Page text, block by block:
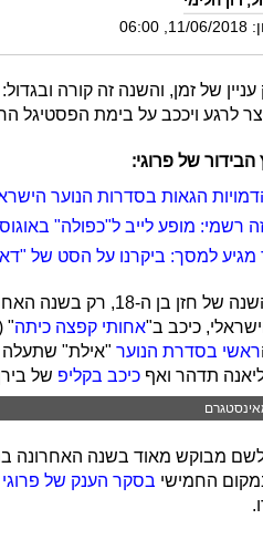
של זמן, והשנה זה קורה
לרגע ויככב על בימת הפסטיגל
הבידור של פרוגי:
הגאות בסדרות הנוער
רשמי: מופע לייב ל"כפולה"
מגיע למסך: ביקרנו על הסט של
בן ה-18, רק בשנה האחרונה נודע כי
כיכב ב"אחותי קפצה כיתה"
ראשי בסדרת הנוער "אילת"
תדהר ואף כיכב בקליפ של
מבוקש מאוד בשנה האחרונה
החמישי בסקר הענק של פרוגי